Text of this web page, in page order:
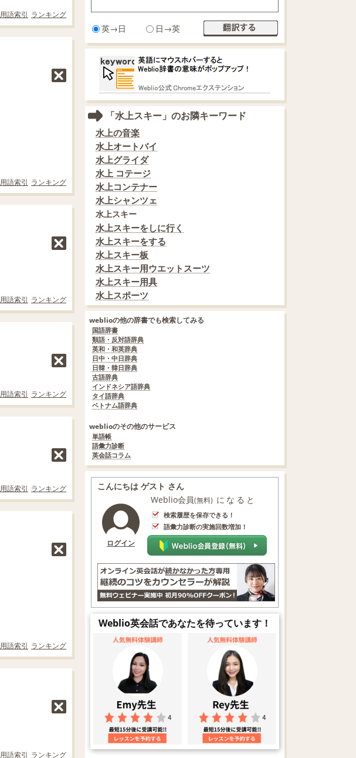
用語索引 ランキング
用語索引 ランキング
用語索引 ランキング
用語索引 ランキング
用語索引 ランキング
用語索引 ランキング
用語索引 ランキング
英→日 日→英
「水上スキー」のお隣キーワード
水上の音楽
水上オートバイ
水上グライダ
水上 コテージ
水上コンテナー
水上シャンツェ
水上スキー
水上スキーをしに行く
水上スキーをする
水上スキー板
水上スキー用ウエットスーツ
水上スキー用具
水上スポーツ
weblioの他の辞書でも検索してみる
国語辞書
類語・反対語辞典
英和・和英辞典
日中・中日辞典
日韓・韓日辞典
古語辞典
インドネシア語辞典
タイ語辞典
ベトナム語辞典
weblioのその他のサービス
単語帳
語彙力診断
英会話コラム
こんにちは ゲスト さん
ログイン
Weblio会員(無料) になると
検索履歴を保存できる！
語彙力診断の実施回数増加！
Weblio英会話であなたを待っています！